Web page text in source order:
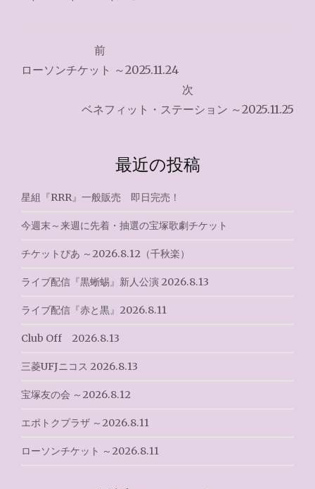
稿
シ
ョ
ン
前
ローソンチケット ～2025.11.24
次
ベネフィット・ステーション ～2025.11.25
最近の投稿
星組『RRR』一般販売 即日完売！
今週末～来週に先着・抽選の宝塚歌劇チケット
チケットぴあ ～2026.8.12（千秋楽）
ライブ配信『黒蜥蜴』新人公演 2026.8.13
ライブ配信『赤と黒』2026.8.11
Club Off 2026.8.13
三菱UFJニコス 2026.8.13
宝塚友の会 ～2026.8.12
エポトクプラザ ～2026.8.11
ローソンチケット ～2026.8.11